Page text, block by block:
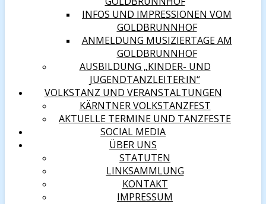
INFOS UND IMPRESSIONEN VOM
GOLDBRUNNHOF
ANMELDUNG MUSIZIERTAGE AM
GOLDBRUNNHOF
AUSBILDUNG „KINDER- UND
JUGENDTANZLEITER:IN“
VOLKSTANZ UND VERANSTALTUNGEN
KÄRNTNER VOLKSTANZFEST
AKTUELLE TERMINE UND TANZFESTE
SOCIAL MEDIA
ÜBER UNS
STATUTEN
LINKSAMMLUNG
KONTAKT
IMPRESSUM